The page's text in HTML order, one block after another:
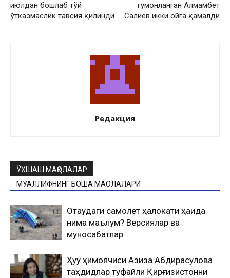
июлдан бошлаб тўй
ўтказмаслик тавсия қилинди
гумонланган Алмамбет
Салиев икки ойга қамалди
Редакция
ЎХШАШ МАҚОЛАЛАР
МУАЛЛИФНИНГ БОШҚА МАҚОЛАЛАРИ
Оқтаудаги самолёт ҳалокати ҳақида
нима маълум? Версиялар ва
муносабатлар
Ҳуқуқ ҳимоячиси Азиза Абдирасулова
таҳдидлар туфайли Қирғизистонни